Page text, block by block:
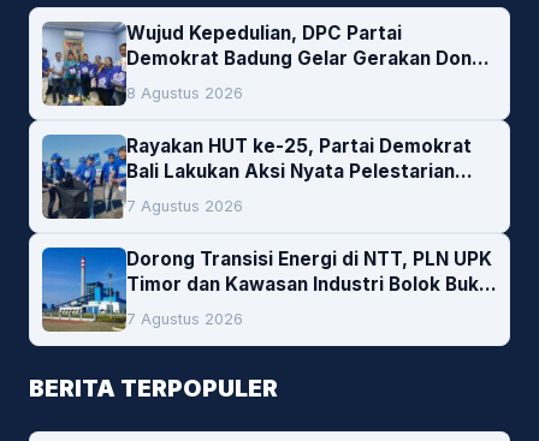
Wujud Kepedulian, DPC Partai
Demokrat Badung Gelar Gerakan Donor
Darah
8 Agustus 2026
Rayakan HUT ke-25, Partai Demokrat
Bali Lakukan Aksi Nyata Pelestarian
Lingkungan
7 Agustus 2026
Dorong Transisi Energi di NTT, PLN UPK
Timor dan Kawasan Industri Bolok Buka
Peluang Investasi Woodchip untuk
Cofiring PLTU Bolok
7 Agustus 2026
BERITA TERPOPULER